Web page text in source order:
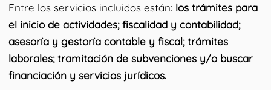
Entre los servicios incluidos están: los trámites para
el inicio de actividades; fiscalidad y contabilidad;
asesoría y gestoría contable y fiscal; trámites
laborales; tramitación de subvenciones y/o buscar
financiación y servicios jurídicos.